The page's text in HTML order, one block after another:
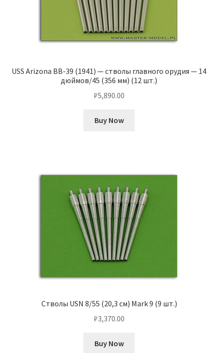
USS Arizona BB-39 (1941) — стволы главного орудия — 14
дюймов/45 (356 мм) (12 шт.)
₽5,890.00
Buy Now
Стволы USN 8/55 (20,3 см) Mark 9 (9 шт.)
₽3,370.00
Buy Now